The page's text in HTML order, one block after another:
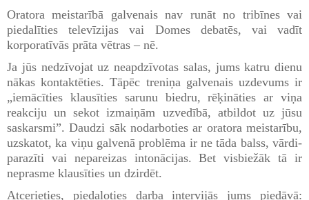
Oratora meistarībā galvenais nav runāt no tribīnes vai
piedalīties televīzijas vai Domes debatēs, vai vadīt
korporatīvās prāta vētras – nē.
Ja jūs nedzīvojat uz neapdzīvotas salas, jums katru dienu
nākas kontaktēties. Tāpēc treniņa galvenais uzdevums ir
„iemācīties klausīties sarunu biedru, rēķināties ar viņa
reakciju un sekot izmaiņām uzvedībā, atbildot uz jūsu
saskarsmi”. Daudzi sāk nodarboties ar oratora meistarību,
uzskatot, ka viņu galvenā problēma ir ne tāda balss, vārdi-
parazīti vai nepareizas intonācijas. Bet visbiežāk tā ir
neprasme klausīties un dzirdēt.
Atcerieties, piedaloties darba intervijās jums piedāvā: